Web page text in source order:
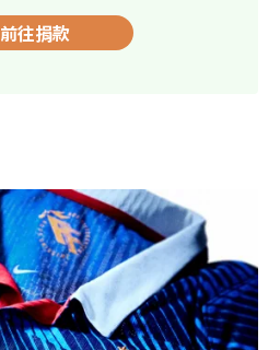
前往捐款